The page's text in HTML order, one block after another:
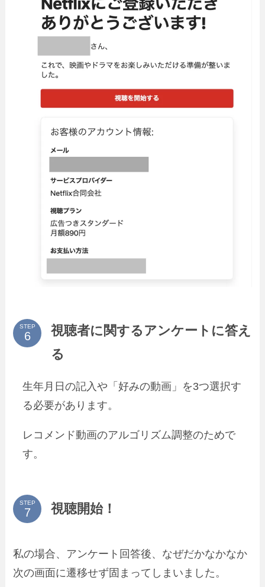
STEP
視聴者に関するアンケートに答え
る
生年月日の記入や「好みの動画」を3つ選択す
る必要があります。
レコメンド動画のアルゴリズム調整のためで
す。
STEP 視聴開始！
私の場合、アンケート回答後、なぜだかなかなか
次の画面に遷移せず固まってしまいました。